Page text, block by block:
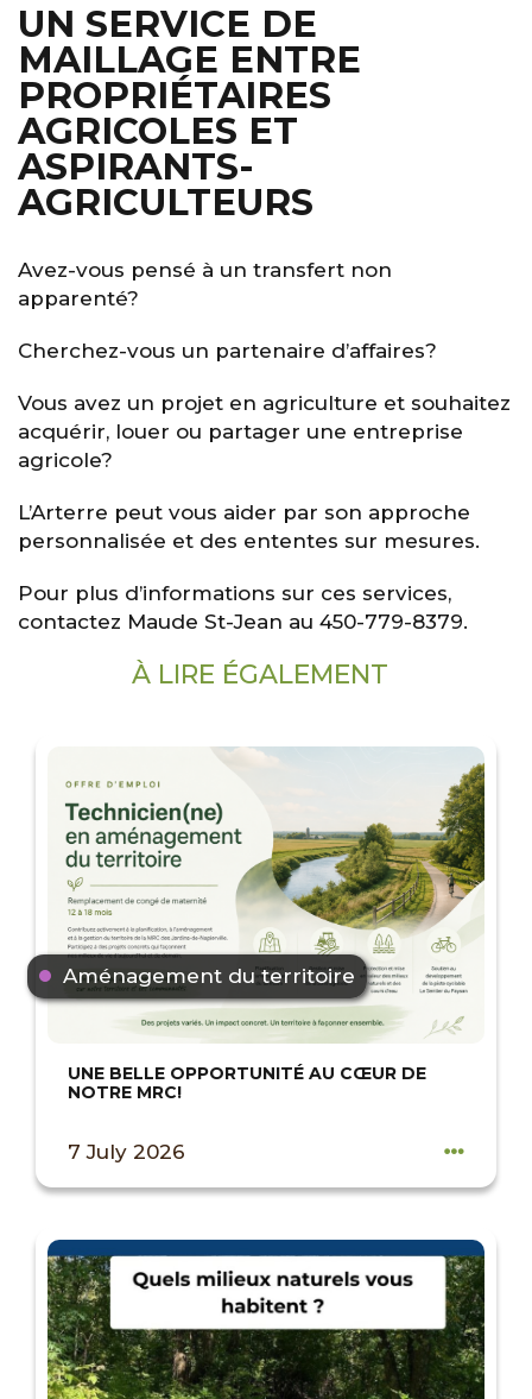
UN SERVICE DE
MAILLAGE ENTRE
PROPRIÉTAIRES
AGRICOLES ET
ASPIRANTS-
AGRICULTEURS
Avez-vous pensé à un transfert non
apparenté?
Cherchez-vous un partenaire d’affaires?
Vous avez un projet en agriculture et souhaitez
acquérir, louer ou partager une entreprise
agricole?
L’Arterre peut vous aider par son approche
personnalisée et des ententes sur mesures.
Pour plus d’informations sur ces services,
contactez Maude St-Jean au 450-779-8379.
À LIRE ÉGALEMENT
Aménagement du territoire
UNE BELLE OPPORTUNITÉ AU CŒUR DE
NOTRE MRC!
7 July 2026